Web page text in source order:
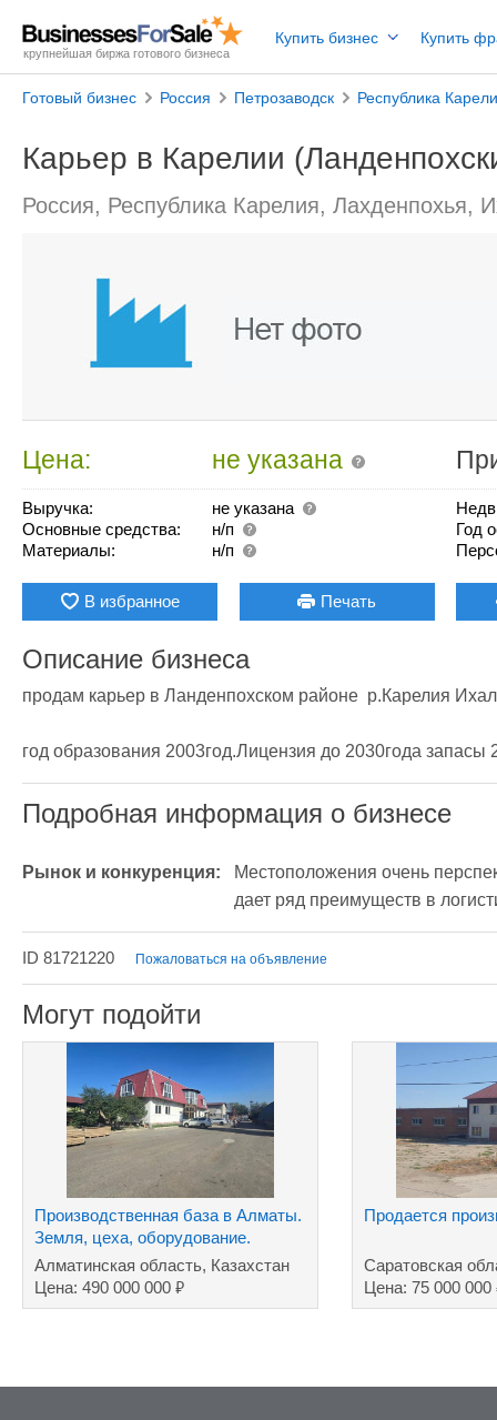
крупнейшая биржа готового бизнеса
Купить бизнес Купить
Готовый бизнес Россия Петрозаводск Республика
Карьер в Карелии
Россия, Республика Карелия, Лахденпохья,
Цена: не указана
Выручка:
не указана
Основные средства:
н/п
Материалы:
н/п
Год
В избранное Печать
Описание бизнеса
продам карьер в Ланденпохском районе  р.Карелия
год образования 2003год.Лицензия до 2030года запасы
Подробная информация о бизнесе
Рынок и конкуренция:
Местоположения очень
дает ряд преимуществ в
ID 81721220 Пожаловаться на объявление
Могут подойти
Производственная база в Алматы.
Земля, цеха, оборудование.
Промпарк.
Алматинская область, Казахстан
Цена: 490 000 000 ₽
Продается
Саратовская
Цена: 75 000 000